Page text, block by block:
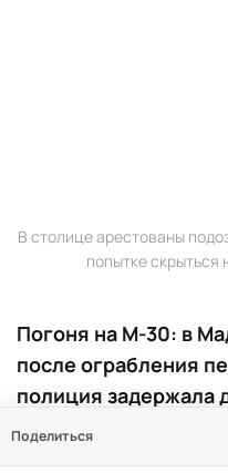
Поделиться
В столице арестованы
попытке скрыться
Погоня на М-30: в
после ограбления
полиция задержала
ограбления